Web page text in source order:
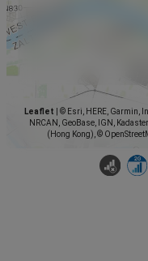
Leaflet
© Esri, HERE, Garmin,
NRCAN, GeoBase, IGN,
(Hong Kong), ©